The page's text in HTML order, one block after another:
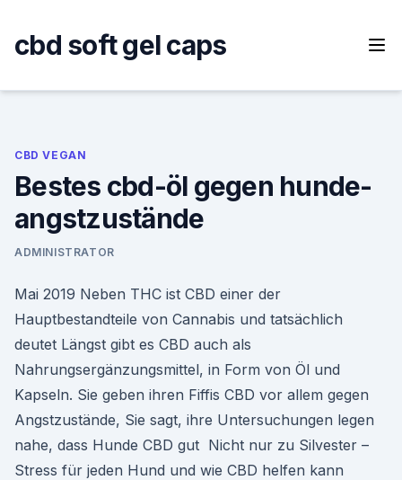
content
cbd soft gel caps
CBD VEGAN
Bestes cbd-öl gegen hunde-
angstzustände
ADMINISTRATOR
Mai 2019 Neben THC ist CBD einer der
Hauptbestandteile von Cannabis und tatsächlich
deutet Längst gibt es CBD auch als
Nahrungsergänzungsmittel, in Form von Öl und
Kapseln. Sie geben ihren Fiffis CBD vor allem gegen
Angstzustände, Sie sagt, ihre Untersuchungen legen
nahe, dass Hunde CBD gut Nicht nur zu Silvester –
Stress für jeden Hund und wie CBD helfen kann